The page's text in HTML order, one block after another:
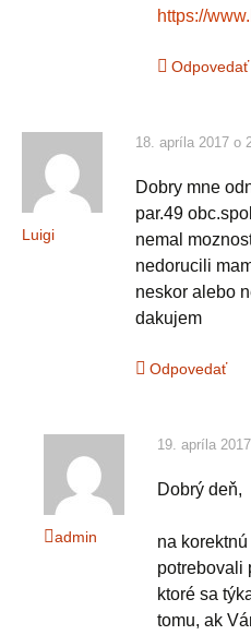
https://
Odpovedať
Luigi
18. apríla 2017 o
Dobry mne
par.49
nemal
nedorucili
neskor alebo
dakujem
Odpovedať
admin
19. apríla
Dobrý deň,
na
potrebovali
ktoré sa
tomu, ak